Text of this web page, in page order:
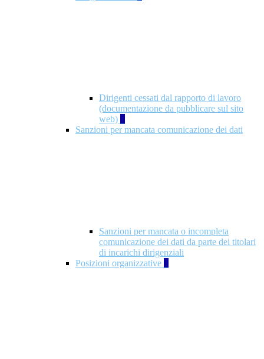
Dirigenti cessati dal rapporto di lavoro
(documentazione da pubblicare sul sito
web) 1
Sanzioni per mancata comunicazione dei dati
Sanzioni per mancata o incompleta
comunicazione dei dati da parte dei titolari
di incarichi dirigenziali
Posizioni organizzative 1